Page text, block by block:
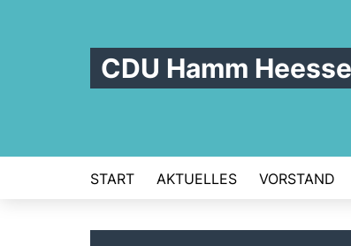
CDU Hamm
START AKTUELLES VORSTAND